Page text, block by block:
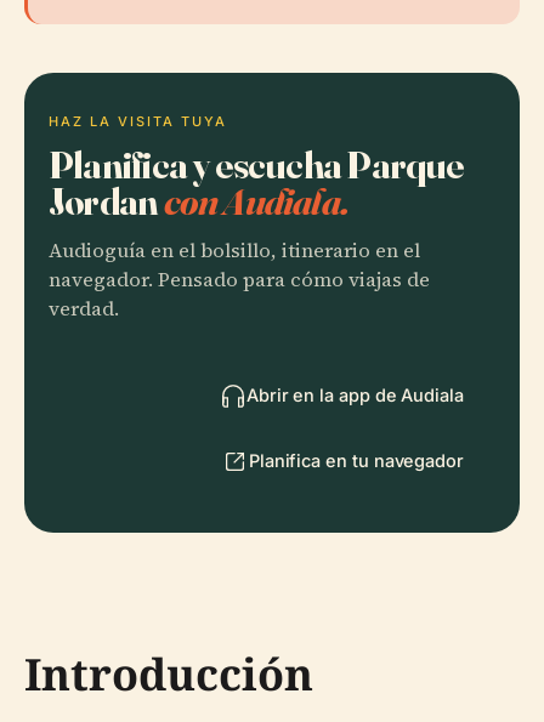
HAZ LA VISITA TUYA
Planifica y escucha Parque
Jordancon Audiala.
Audioguía en el bolsillo, itinerario en el
navegador. Pensado para cómo viajas de
verdad.
Abrir en la app de Audiala
Planifica en tu navegador
Introducción